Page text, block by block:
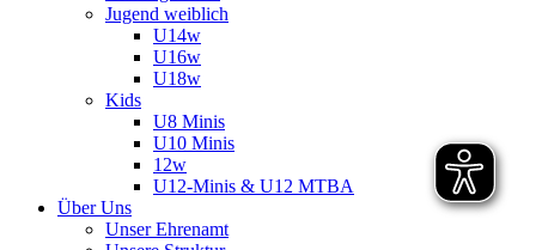
Jugend weiblich
U14w
U16w
U18w
Kids
U8 Minis
U10 Minis
12w
U12-Minis & U12 MTBA
Über Uns
Unser Ehrenamt